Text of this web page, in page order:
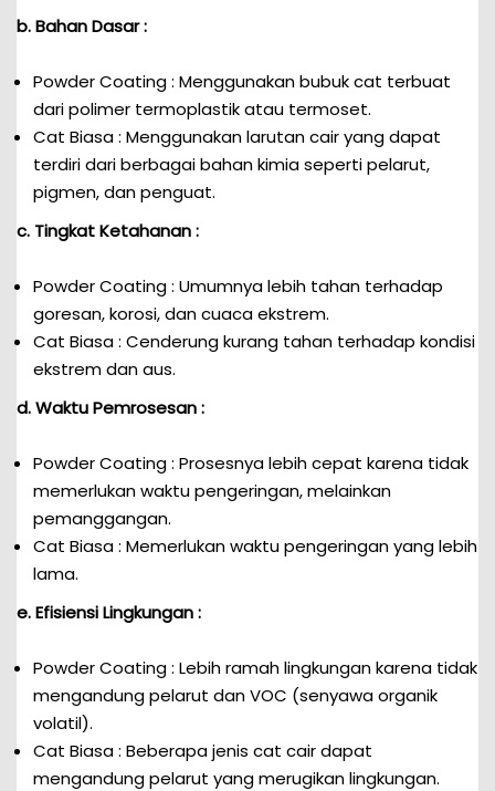
b. Bahan Dasar :
Powder Coating : Menggunakan bubuk cat terbuat
dari polimer termoplastik atau termoset.
Cat Biasa : Menggunakan larutan cair yang dapat
terdiri dari berbagai bahan kimia seperti pelarut,
pigmen, dan penguat.
c. Tingkat Ketahanan :
Powder Coating : Umumnya lebih tahan terhadap
goresan, korosi, dan cuaca ekstrem.
Cat Biasa : Cenderung kurang tahan terhadap kondisi
ekstrem dan aus.
d. Waktu Pemrosesan :
Powder Coating : Prosesnya lebih cepat karena tidak
memerlukan waktu pengeringan, melainkan
pemanggangan.
Cat Biasa : Memerlukan waktu pengeringan yang lebih
lama.
e. Efisiensi Lingkungan :
Powder Coating : Lebih ramah lingkungan karena tidak
mengandung pelarut dan VOC (senyawa organik
volatil).
Cat Biasa : Beberapa jenis cat cair dapat
mengandung pelarut yang merugikan lingkungan.